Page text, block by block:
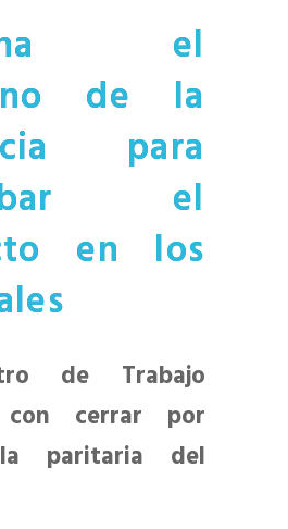
el
de la
para
el
en los
de Trabajo
con cerrar por
paritaria del